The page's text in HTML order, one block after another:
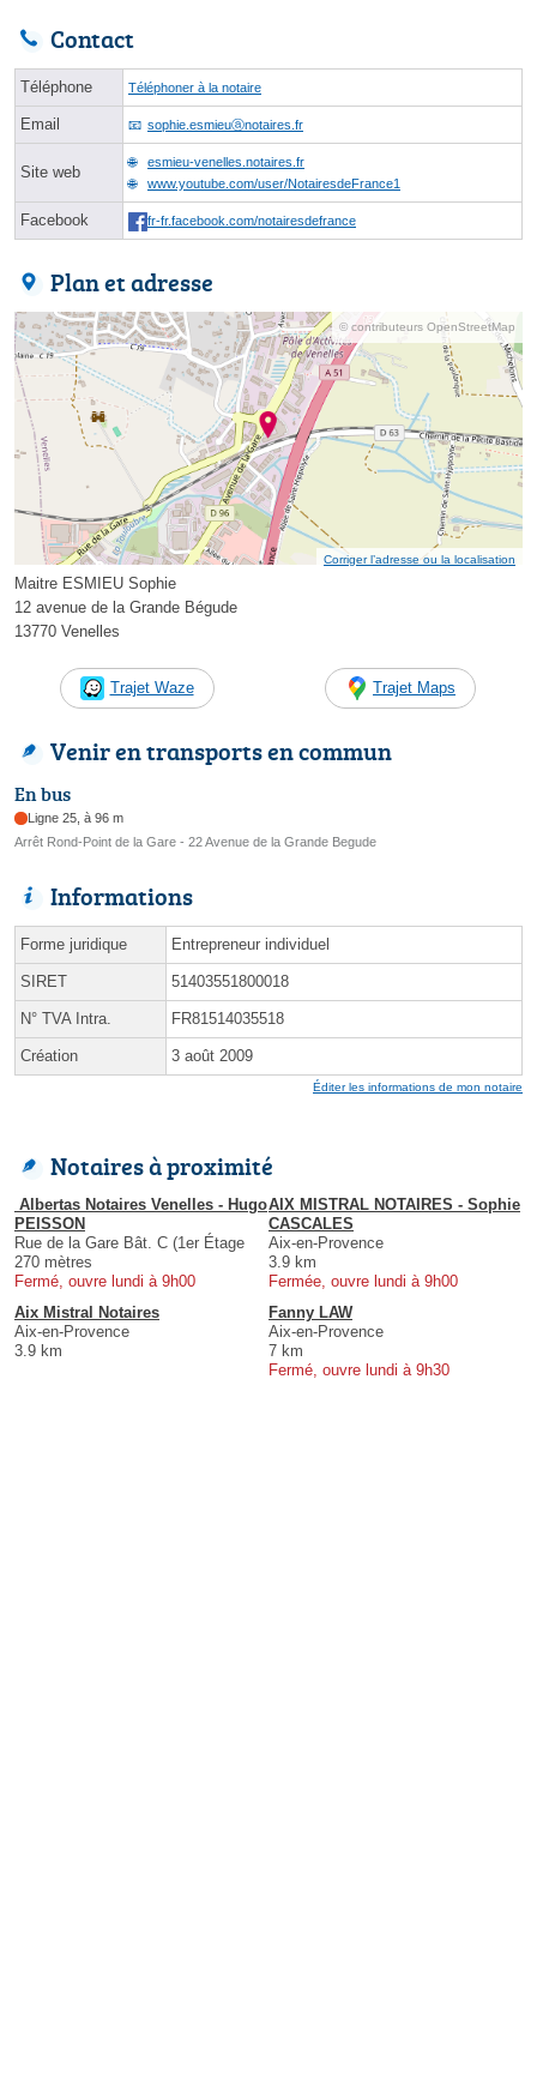
Contact
Téléphone Téléphoner à la notaire
Email sophie.esmieuⓐnotaires.fr
Site web
esmieu-venelles.notaires.fr
www.youtube.com/user/NotairesdeFrance1
Facebook fr-fr.facebook.com/notairesdefrance
Plan et adresse
© contributeurs OpenStreetMap
Corriger l’adresse ou la localisation
Maitre ESMIEU Sophie
12 avenue de la Grande Bégude
13770 Venelles
Trajet Waze Trajet Maps
Venir en transports en commun
En bus
Ligne 25, à 96 m
Arrêt Rond-Point de la Gare - 22 Avenue de la Grande Begude
Informations
Forme juridique Entrepreneur individuel
SIRET 51403551800018
N° TVA Intra. FR81514035518
Création 3 août 2009
Éditer les informations de mon notaire
Notaires à proximité
️ Albertas Notaires Venelles - Hugo
PEISSON
Rue de la Gare Bât. C (1er Étage
270 mètres
Fermé, ouvre lundi à 9h00
AIX MISTRAL NOTAIRES - Sophie
CASCALES
Aix-en-Provence
3.9 km
Fermée, ouvre lundi à 9h00
Aix Mistral Notaires
Aix-en-Provence
3.9 km
Fanny LAW
Aix-en-Provence
7 km
Fermé, ouvre lundi à 9h30